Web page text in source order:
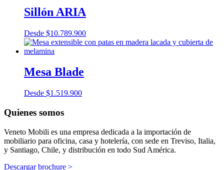
Sillón ARIA
Desde $10.789.900
Mesa Blade
Desde $1.519.900
Quienes somos
Veneto Mobili es una empresa dedicada a la importación de
mobiliario para oficina, casa y hotelería, con sede en Treviso, Italia,
y Santiago, Chile, y distribución en todo Sud América.
Descargar brochure >